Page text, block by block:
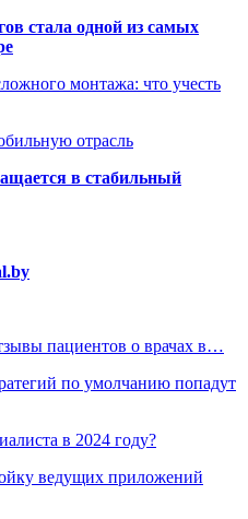
стала одной из самых
монтажа: что учесть
отрасль
в стабильный
пациентов о врачах в…
по умолчанию попадут
в 2024 году?
ведущих приложений